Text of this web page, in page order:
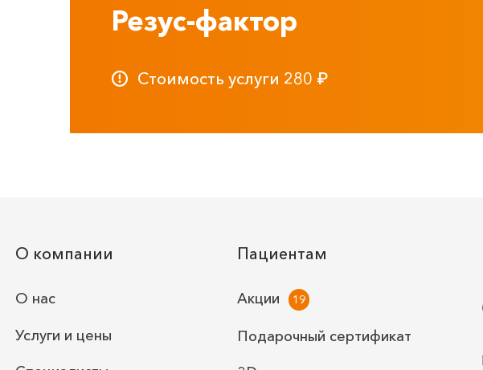
Резус-фактор
Стоимость услуги 280 ₽
О компании
О нас
Услуги и цены
Пациентам
Акции
Подарочный сертификат